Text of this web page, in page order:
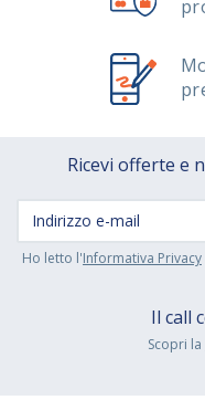
Ricevi offerte e
Ho letto l'Informativa Privacy
Il call
Scopri la